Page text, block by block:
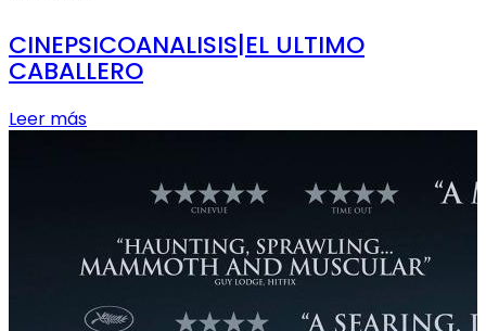
CINEPSICOANALISIS|EL ULTIMO
CABALLERO
Leer más